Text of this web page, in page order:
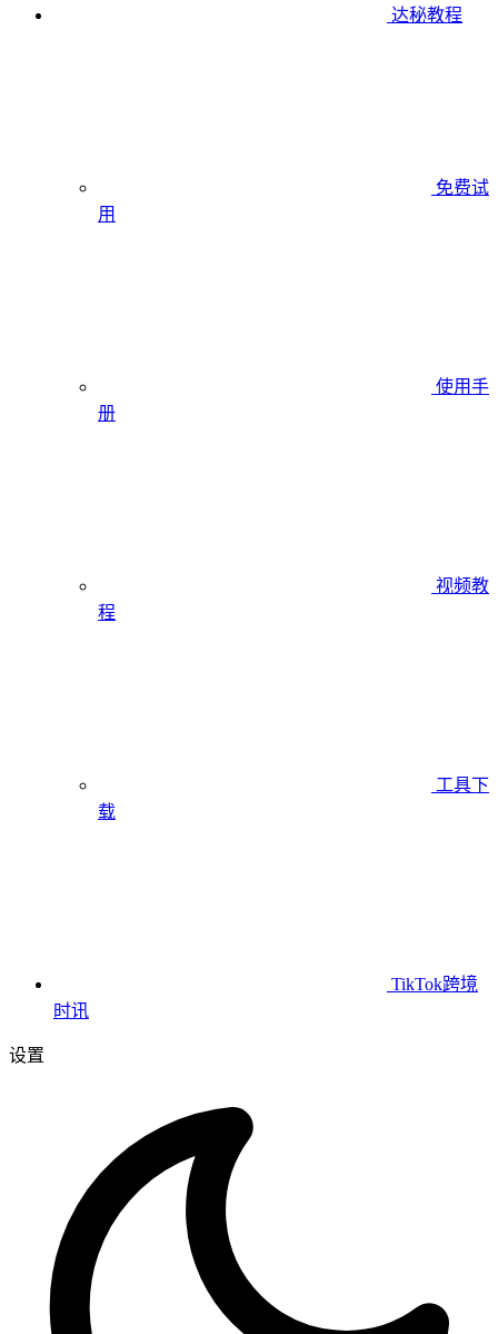
达秘教程
免费试
用
使用手
册
视频教
程
工具下
载
TikTok跨境
时讯
设置